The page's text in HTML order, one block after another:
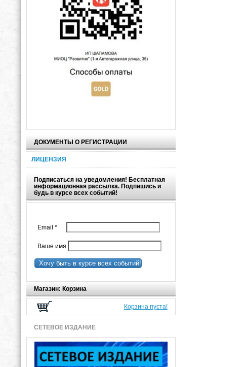
ДОКУМЕНТЫ О РЕГИСТРАЦИИ
ЛИЦЕНЗИЯ
Подписаться на уведомления! Бесплатная
информационная рассылка. Подпишись и
будь в курсе всех событий!
Email *
Ваше имя
Хочу быть в курсе всех событий!
Магазин: Корзина
Корзина пуста!
СЕТЕВОЕ ИЗДАНИЕ